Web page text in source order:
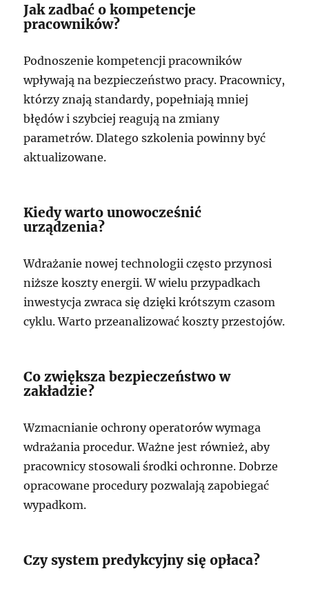
Jak zadbać o kompetencje
pracowników?
Podnoszenie kompetencji pracowników
wpływają na bezpieczeństwo pracy. Pracownicy,
którzy znają standardy, popełniają mniej
błędów i szybciej reagują na zmiany
parametrów. Dlatego szkolenia powinny być
aktualizowane.
Kiedy warto unowocześnić
urządzenia?
Wdrażanie nowej technologii często przynosi
niższe koszty energii. W wielu przypadkach
inwestycja zwraca się dzięki krótszym czasom
cyklu. Warto przeanalizować koszty przestojów.
Co zwiększa bezpieczeństwo w
zakładzie?
Wzmacnianie ochrony operatorów wymaga
wdrażania procedur. Ważne jest również, aby
pracownicy stosowali środki ochronne. Dobrze
opracowane procedury pozwalają zapobiegać
wypadkom.
Czy system predykcyjny się opłaca?